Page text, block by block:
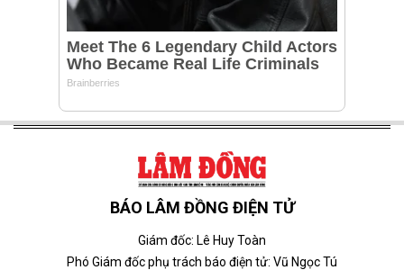
BÁO LÂM ĐỒNG ĐIỆN TỬ
Giám đốc: Lê Huy Toàn
Phó Giám đốc phụ trách báo điện tử: Vũ Ngọc Tú